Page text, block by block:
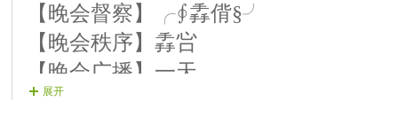
【晚会督察】╭∮掱偝§╯
【晚会秩序】掱吢
【晚会广播】一天
【晚会主持】音符
展开